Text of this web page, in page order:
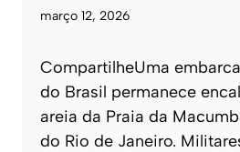
março 12, 2026
CompartilheUma
do Brasil permanece
areia da Praia da
do Rio de Janeiro.